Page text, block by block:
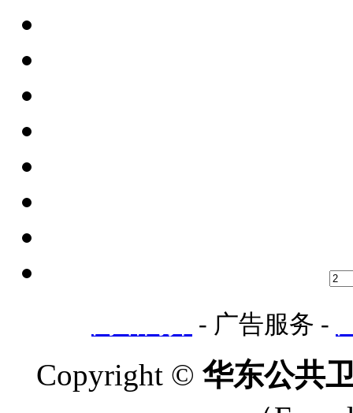
- 广告服务 -
Copyright © 华东公共